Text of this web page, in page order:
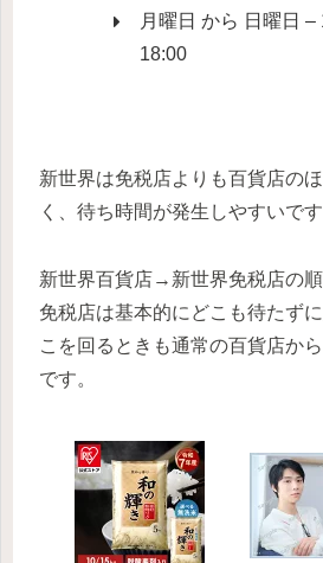
月曜日 から 日曜日 –
18:00
新世界は免税店よりも百貨店の
く、待ち時間が発生しやすいです
新世界百貨店→新世界免税店の順
免税店は基本的にどこも待たず
こを回るときも通常の百貨店か
です。